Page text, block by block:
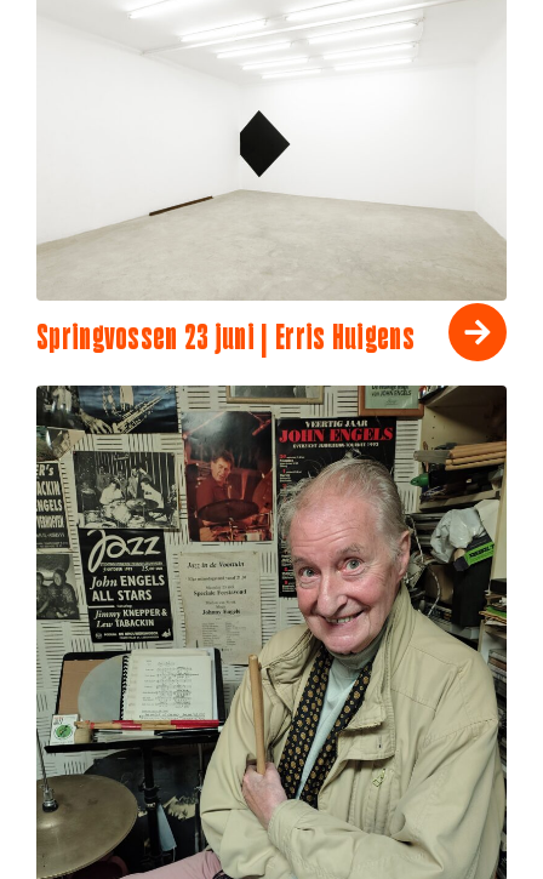
Springvossen 23 juni | Erris Huigens